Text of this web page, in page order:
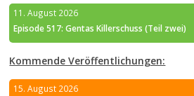
11. August 2026
Episode 517: Gentas Killerschuss (Teil zwei)
Kommende Veröffentlichungen:
15. August 2026